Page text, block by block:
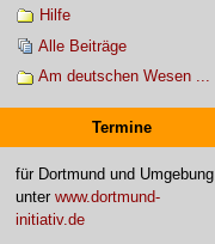
Hilfe
Alle Beiträge
Am deutschen Wesen ...
Termine
für Dortmund und Umgebung
unter www.dortmund-
initiativ.de